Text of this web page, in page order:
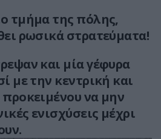
τμήμα της πόλης,
ρωσικά στρατεύματα!
και μία γέφυρα
με την κεντρική και
να μην
ενισχύσεις μέχρι